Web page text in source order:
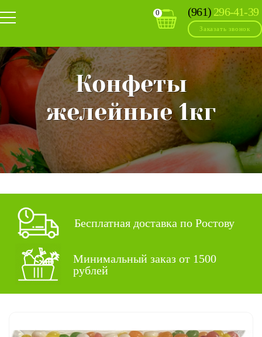
0 (961) 296-41-39
Заказать звонок
Конфеты
желейные 1кг
Бесплатная доставка по Ростову
Минимальный заказ от 1500
рублей